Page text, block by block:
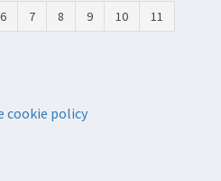
6 7 8 9 10 11
cookie policy